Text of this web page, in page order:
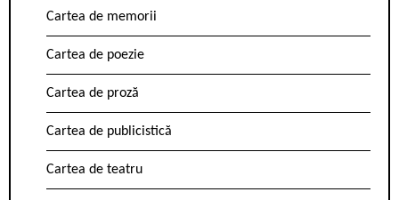
Cartea de memorii
Cartea de poezie
Cartea de proză
Cartea de publicistică
Cartea de teatru